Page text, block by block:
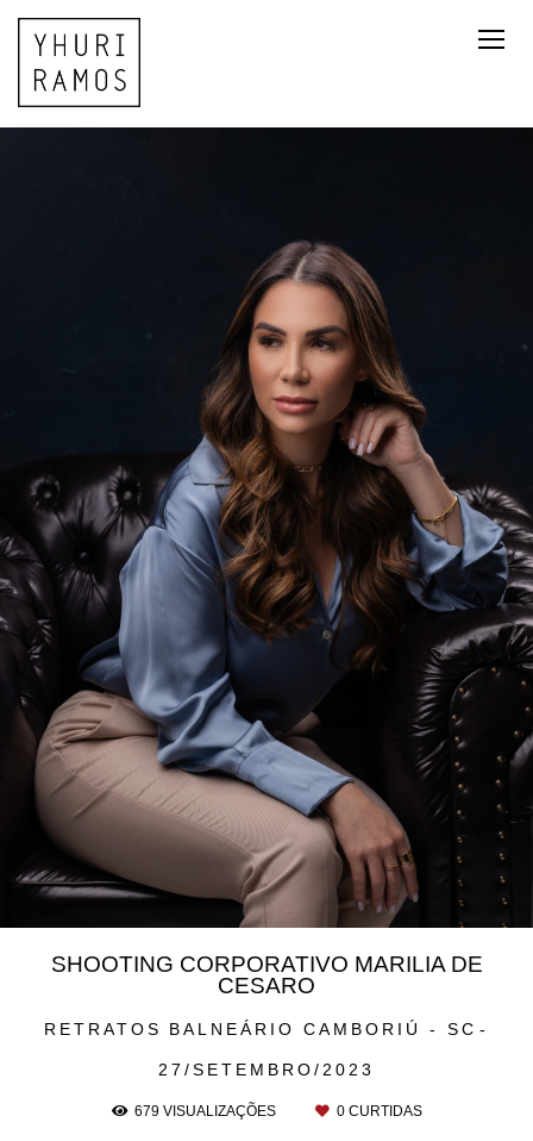
RETRATOS BALNEÁRIO CAMBORIÚ - SC
27/SETEMBRO/2023
SHOOTING CORPORATIVO MARILIA DE
CESARO
679VISUALIZAÇÕES 0CURTIDAS